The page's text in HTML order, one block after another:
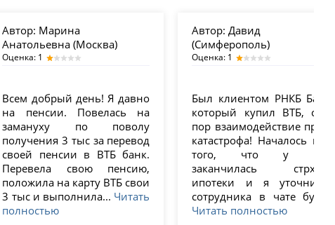
Автор: Марина
Анатольевна (Москва)
Оценка: 1
Всем добрый день! Я давно
на пенсии. Повелась на
замануху по поволу
получения 3 тыс за перевод
своей пенсии в ВТБ банк.
Перевела свою пенсию,
положила на карту ВТБ свои
3 тыс и выполнила... Читать
полностью
Автор: Давид
(Симферополь)
Оценка: 1
Был клиентом РНКБ
который купил ВТБ, с
пор взаимодействие
катастрофа! Началось все
того, что у
заканчилась
ипотеки и я уточнил
сотрудника в чате
Читать полностью